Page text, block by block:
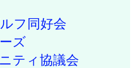
フ同好会
ズ
ティ協議会